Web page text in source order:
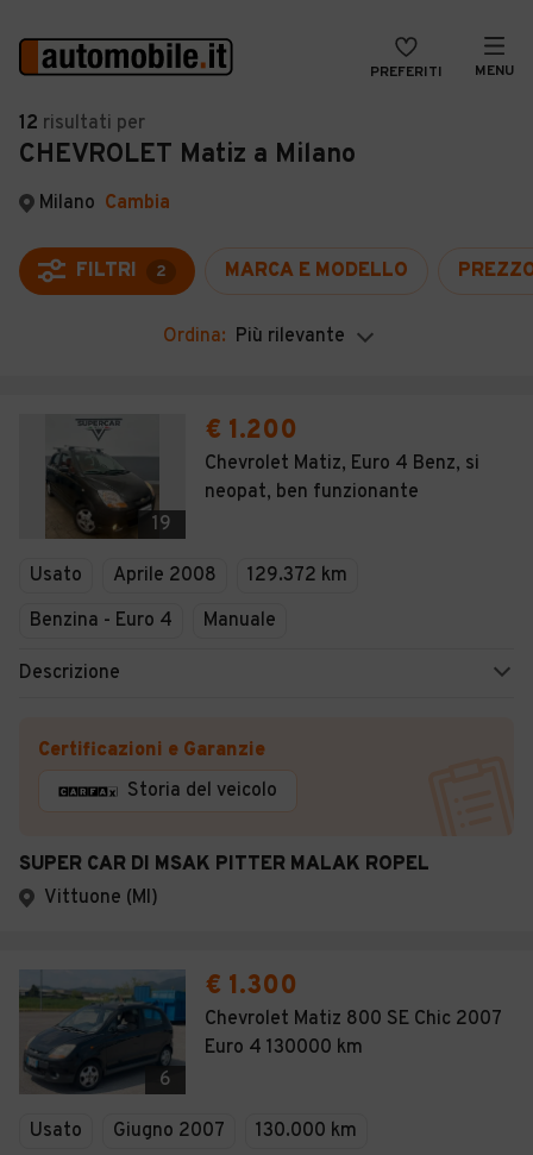
PREFERITI MENU
Auto
Auto usate
Auto Km 0
Auto Nuove
Noleggio a lungo termine
Moto
Camper
Veicoli Commerciali
VENDI
MAGAZINE
ACCEDI
12 risultati per
CHEVROLET Matiz a Milano
Milano Cambia
FILTRI 2 MARCA E MODELLO
Ordina: Più rilevante
19
€ 1.200
Chevrolet Matiz, Euro 4 Benz, si
neopat, ben funzionante
Usato Aprile 2008
129.372 km
Benzina - Euro 4
Manuale
Descrizione
Certificazioni e Garanzie
Storia del veicolo
SUPER CAR DI MSAK PITTER MALAK ROPEL
Vittuone (MI)
6
€ 1.300
Chevrolet Matiz 800 SE Chic 2007
Euro 4 130000 km
Usato Giugno 2007
130.000 km